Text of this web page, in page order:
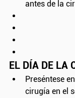
antes de la
EL DÍA DE LA
Preséntese
cirugía en el